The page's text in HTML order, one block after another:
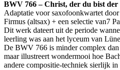
BWV 766 – Christ, der du bist der
Adaptatie voor saxofoonkwartet
Firmus (altsax) + een selectie van7
Dit werk dateert uit de periode
leerling was aan het lyceum van
De BWV 766 is minder complex
maar illustreert wondermooi hoe
andere compositie-techniek sierlijk in